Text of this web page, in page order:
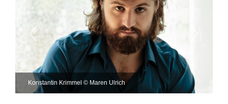
Konstantin Krimmel © Maren Ulrich